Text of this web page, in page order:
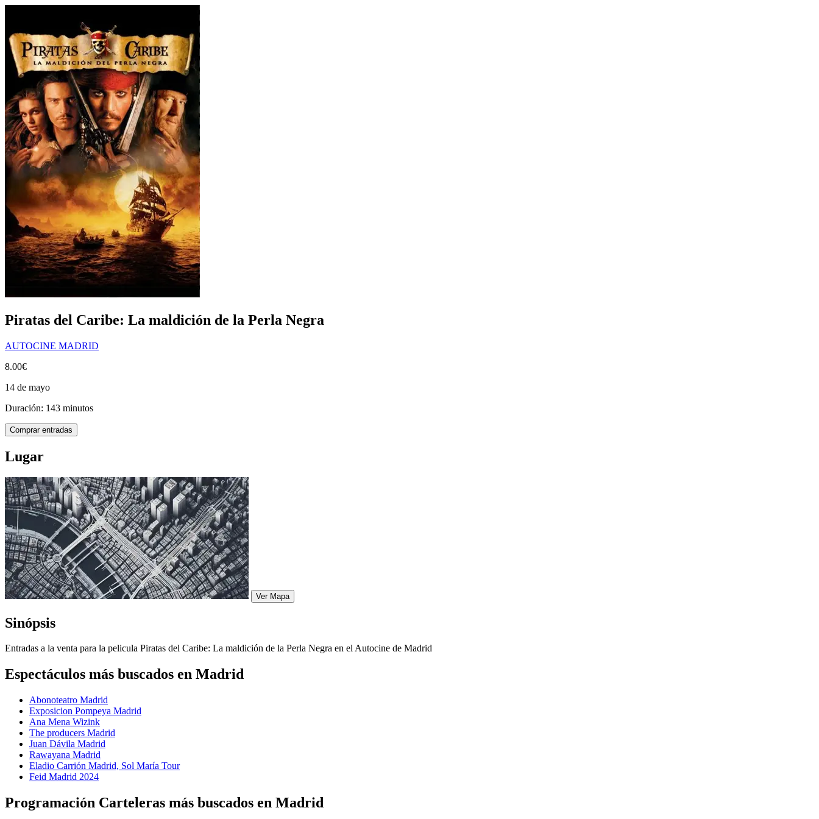
Piratas del Caribe: La maldición de la Perla Negra
AUTOCINE MADRID
8.00€
14 de mayo
Duración: 143 minutos
Comprar entradas
Lugar
Ver Mapa
Sinópsis
Entradas a la venta para la pelicula Piratas del Caribe: La maldición de la Perla Negra en el Autocine de Madrid
Espectáculos más buscados en Madrid
Abonoteatro Madrid
Exposicion Pompeya Madrid
Ana Mena Wizink
The producers Madrid
Juan Dávila Madrid
Rawayana Madrid
Eladio Carrión Madrid, Sol María Tour
Feid Madrid 2024
Programación Carteleras más buscados en Madrid